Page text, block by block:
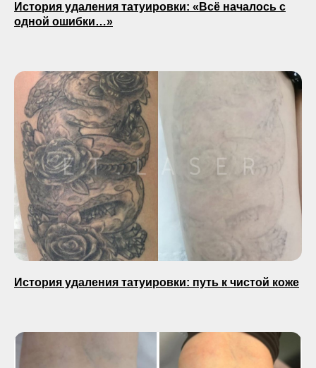
История удаления татуировки: «Всё началось с
одной ошибки…»
История удаления татуировки: путь к чистой коже